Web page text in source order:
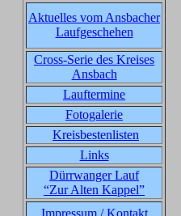
Aktuelles vom Ansbacher
Laufgeschehen
Cross-Serie des Kreises
Ansbach
Lauftermine
Fotogalerie
Kreisbestenlisten
Links
Dürrwanger Lauf
“Zur Alten Kappel”
Impressum / Kontakt